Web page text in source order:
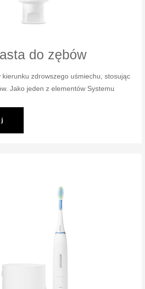
do zębów
zdrowszego uśmiechu, stosując
Jako jeden z elementów Systemu